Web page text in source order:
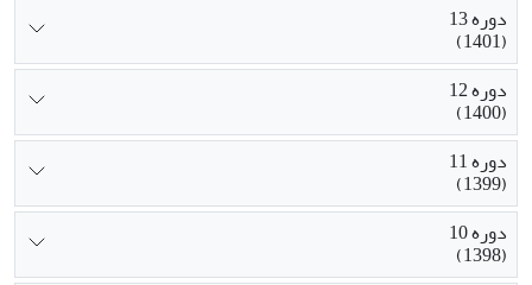
دوره 13
(1401)
دوره 12
(1400)
دوره 11
(1399)
دوره 10
(1398)